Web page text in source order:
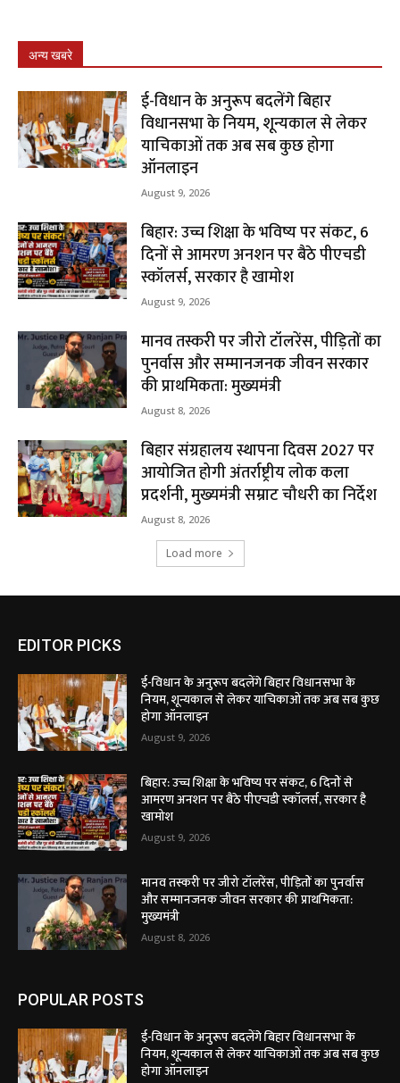
अन्य खबरे
ई-विधान के अनुरूप बदलेंगे बिहार
विधानसभा के नियम, शून्यकाल से लेकर
याचिकाओं तक अब सब कुछ होगा
ऑनलाइन
August 9, 2026
बिहार: उच्च शिक्षा के भविष्य पर संकट, 6
दिनों से आमरण अनशन पर बैठे पीएचडी
स्कॉलर्स, सरकार है खामोश
August 9, 2026
मानव तस्करी पर जीरो टॉलरेंस, पीड़ितों का
पुनर्वास और सम्मानजनक जीवन सरकार
की प्राथमिकता: मुख्यमंत्री
August 8, 2026
बिहार संग्रहालय स्थापना दिवस 2027 पर
आयोजित होगी अंतर्राष्ट्रीय लोक कला
प्रदर्शनी, मुख्यमंत्री सम्राट चौधरी का निर्देश
August 8, 2026
Load more
EDITOR PICKS
ई-विधान के अनुरूप बदलेंगे बिहार विधानसभा के
नियम, शून्यकाल से लेकर याचिकाओं तक अब सब कुछ
होगा ऑनलाइन
August 9, 2026
बिहार: उच्च शिक्षा के भविष्य पर संकट, 6 दिनों से
आमरण अनशन पर बैठे पीएचडी स्कॉलर्स, सरकार है
खामोश
August 9, 2026
मानव तस्करी पर जीरो टॉलरेंस, पीड़ितों का पुनर्वास
और सम्मानजनक जीवन सरकार की प्राथमिकता:
मुख्यमंत्री
August 8, 2026
POPULAR POSTS
ई-विधान के अनुरूप बदलेंगे बिहार विधानसभा के
नियम, शून्यकाल से लेकर याचिकाओं तक अब सब कुछ
होगा ऑनलाइन